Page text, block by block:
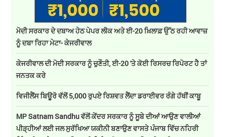
ਮੋਦੀ ਸਰਕਾਰ ਦੇ ਦਬਾਅ ਹੇਠ ਪੇਪਰ ਲੀਕ ਅਤੇ ਈ-20 ਖ਼ਿਲਾਫ਼ ਉੱਠ ਰਹੀ ਆਵਾਜ਼
ਨੂੰ ਦਬਾ ਰਿਹਾ ਮੇਟਾ- ਕੇਜਰੀਵਾਲ
ਕੇਜਰੀਵਾਲ ਦੀ ਮੋਦੀ ਸਰਕਾਰ ਨੂੰ ਚੁਣੌਤੀ, ਈ-20 'ਤੇ ਕੋਈ ਰਿਸਰਚ ਰਿਪੋਰਟ ਹੈ ਤਾਂ
ਜਨਤਕ ਕਰੇ
ਵਿਜੀਲੈਂਸ ਬਿਊਰੋ ਵੱਲੋਂ 5,000 ਰੁਪਏ ਰਿਸ਼ਵਤ ਲੈਂਦਾ ਡਰਾਈਵਰ ਰੰਗੇ ਹੱਥੀਂ ਕਾਬੂ
MP Satnam Sandhu ਵੱਲੋਂ ਕੇਂਦਰ ਸਰਕਾਰ ਨੂੰ ਸੂਬੇ ਦੀਆਂ ਆਉਣ ਵਾਲੀਆਂ
ਪੀੜ੍ਹੀਆਂ ਲਈ ਜਲ ਸੁਰੱਖਿਆ ਯਕੀਨੀ ਬਣਾਉਣ ਵਾਸਤੇ ਪੰਜਾਬ ਵਿੱਚ ਨਹਿਰੀ